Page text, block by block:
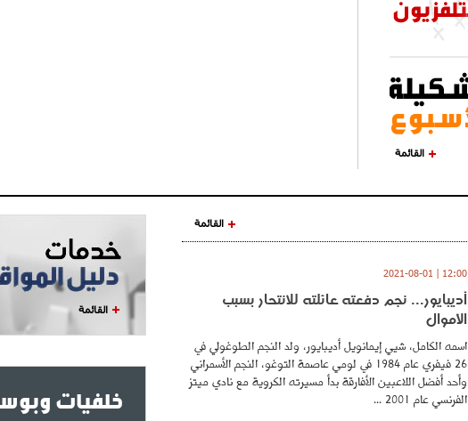
القائمة
القائمة
12:00 | 2021-08-01
أديبايور... نجم دفعته عائلته للانتحار بسبب
الأموال
اسمه الكامل، شيي إيمانويل أديبايور، ولد النجم الطوغولي في
26 فيفري عام 1984 في لومي عاصمة التوغو، النجم الأسمراني
وأحد أفضل اللاعبين الأفارقة بدأ مسيرته الكروية مع نادي ميتز
الفرنسي عام 2001 ...
القائمة
خلفيات